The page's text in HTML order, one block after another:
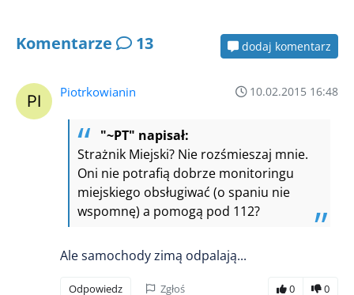
Komentarze 13 dodaj komentarz
Piotrkowianin 10.02.2015 16:48
"~PT" napisał:
Strażnik Miejski? Nie rozśmieszaj mnie.
Oni nie potrafią dobrze monitoringu
miejskiego obsługiwać (o spaniu nie
wspomnę) a pomogą pod 112?
Ale samochody zimą odpalają...
Odpowiedz Zgłoś 0 0